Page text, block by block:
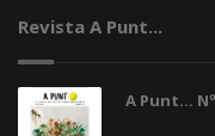
Revista A Punt...
A Punt...